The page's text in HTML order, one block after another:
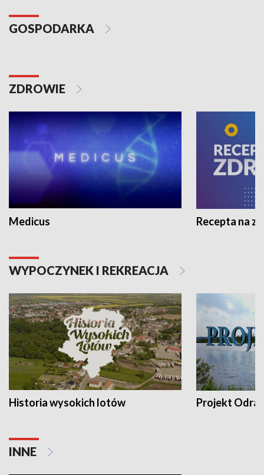
GOSPODARKA
ZDROWIE
Medicus Recepta na
WYPOCZYNEK I REKREACJA
Historia wysokich lotów Projekt Odra
INNE